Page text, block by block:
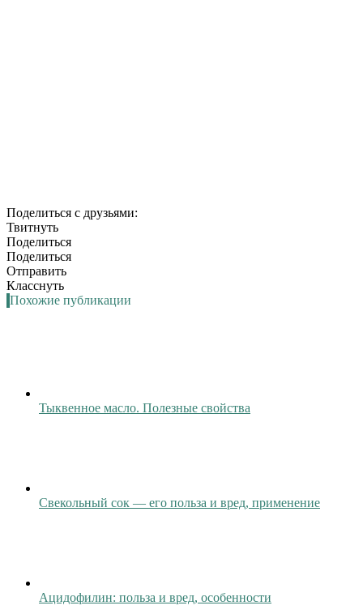
Поделиться с друзьями:
Твитнуть
Поделиться
Поделиться
Отправить
Класснуть
Похожие публикации
Тыквенное масло. Полезные свойства
Свекольный сок — его польза и вред, применение
Ацидофилин: польза и вред, особенности